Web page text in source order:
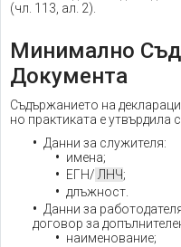
(чл. 113, ал. 2).
Минимално
Документа
Съдържанието на
но практиката е
Данни за служителя:
имена;
ЕГН/ЛНЧ;
длъжност.
Данни за
договор за
наименование;